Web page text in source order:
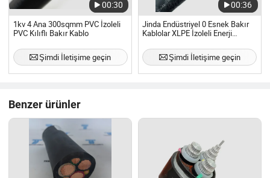
00:30
1kv 4 Ana 300sqmm PVC İzoleli
PVC Kılıflı Bakır Kablo
Şimdi İletişime geçin
00:36
Jinda Endüstriyel 0 Esnek Bakır
Kablolar XLPE İzoleli Enerji
Şimdi İletişime geçin
Benzer ürünler